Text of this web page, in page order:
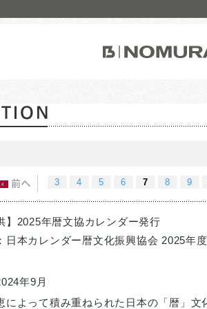
株式
3 4 5 6 7 8 9
】2025年暦文協カレンダー発行
日本カレンダー暦文化振興協会 2025年
年9月
によって積み重ねられた日本の「暦」文